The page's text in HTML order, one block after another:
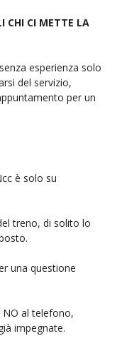
CHI CI METTE LA
esperienza solo
del servizio,
per un
è solo su
treno, di solito lo
una questione
NO al telefono,
impegnate.